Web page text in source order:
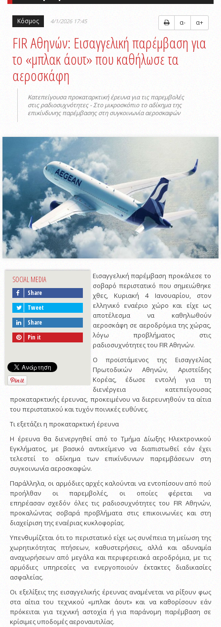
Κόσμος 4/1/2026 17:45 α- α+
FIR Αθηνών: Εισαγγελική παρέμβαση για
το «μπλακ άουτ» που καθήλωσε τα
αεροσκάφη
Κατεπείγουσα προκαταρκτική έρευνα για τις παρεμβολές
στις ραδιοσυχνότητες - Στο μικροσκόπιο το αδίκημα της
επικίνδυνης παρέμβασης στη συγκοινωνία αεροσκαφών
SOCIAL MEDIA
Share
Tweet
Share
Pin it
Εισαγγελική παρέμβαση προκάλεσε το
σοβαρό περιστατικό που σημειώθηκε
χθες, Κυριακή 4 Ιανουαρίου, στον
ελληνικό εναέριο χώρο και είχε ως
αποτέλεσμα να καθηλωθούν
αεροσκάφη σε αεροδρόμια της χώρας,
λόγω προβλήματος στις
ραδιοσυχνότητες του FIR Αθηνών.
Ο προϊστάμενος της Εισαγγελίας
Πρωτοδικών Αθηνών, Αριστείδης
Κορέας, έδωσε εντολή για τη
διενέργεια κατεπείγουσας
προκαταρκτικής έρευνας, προκειμένου να διερευνηθούν τα αίτια
του περιστατικού και τυχόν ποινικές ευθύνες.
Τι εξετάζει η προκαταρκτική έρευνα
Η έρευνα θα διενεργηθεί από το Τμήμα Δίωξης Ηλεκτρονικού
Εγκλήματος, με βασικό αντικείμενο να διαπιστωθεί εάν έχει
τελεστεί το αδίκημα των επικίνδυνων παρεμβάσεων στη
συγκοινωνία αεροσκαφών.
Παράλληλα, οι αρμόδιες αρχές καλούνται να εντοπίσουν από πού
προήλθαν οι παρεμβολές, οι οποίες φέρεται να
επηρέασαν σχεδόν όλες τις ραδιοσυχνότητες του FIR Αθηνών,
προκαλώντας σοβαρά προβλήματα στις επικοινωνίες και στη
διαχείριση της εναέριας κυκλοφορίας.
Υπενθυμίζεται ότι το περιστατικό είχε ως συνέπεια τη μείωση της
χωρητικότητας πτήσεων, καθυστερήσεις, αλλά και αδυναμία
αναχωρήσεων από μεγάλα και περιφερειακά αεροδρόμια, με τις
αρμόδιες υπηρεσίες να ενεργοποιούν έκτακτες διαδικασίες
ασφαλείας.
Οι εξελίξεις της εισαγγελικής έρευνας αναμένεται να ρίξουν φως
στα αίτια του τεχνικού «μπλακ άουτ» και να καθορίσουν εάν
πρόκειται για τεχνική αστοχία ή για παράνομη παρέμβαση σε
κρίσιμες υποδομές αεροναυτιλίας.